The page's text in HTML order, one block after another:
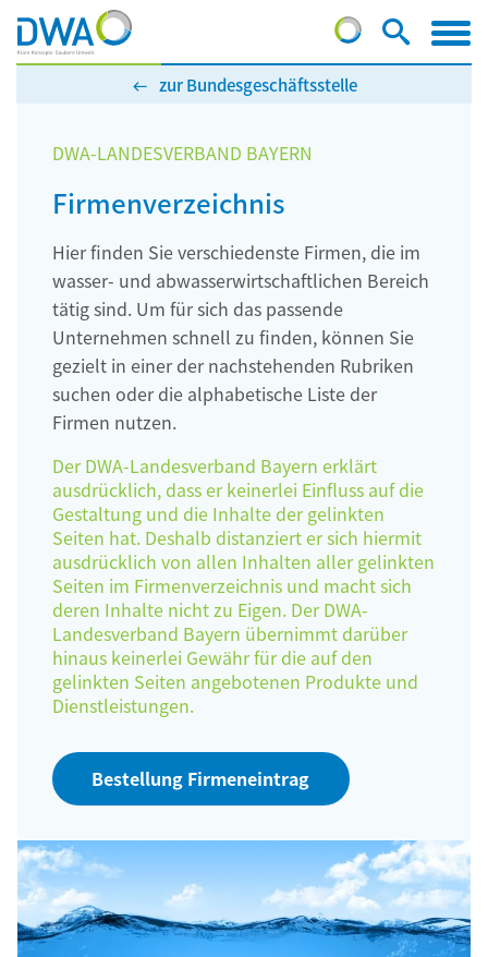
zur Bundesgeschäftsstelle
DWA-LANDESVERBAND BAYERN
Firmenverzeichnis
Hier finden Sie verschiedenste Firmen, die im
wasser- und abwasserwirtschaftlichen Bereich
tätig sind. Um für sich das passende
Unternehmen schnell zu finden, können Sie
gezielt in einer der nachstehenden Rubriken
suchen oder die alphabetische Liste der
Firmen nutzen.
Der DWA-Landesverband Bayern erklärt
ausdrücklich, dass er keinerlei Einfluss auf die
Gestaltung und die Inhalte der gelinkten
Seiten hat. Deshalb distanziert er sich hiermit
ausdrücklich von allen Inhalten aller gelinkten
Seiten im Firmenverzeichnis und macht sich
deren Inhalte nicht zu Eigen. Der DWA-
Landesverband Bayern übernimmt darüber
hinaus keinerlei Gewähr für die auf den
gelinkten Seiten angebotenen Produkte und
Dienstleistungen.
Bestellung Firmeneintrag